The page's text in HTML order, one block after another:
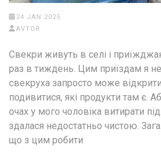
24 JAN 2025
AVTOR
Свекри живуть в селі і
раз в тиждень. Цим приїздам я
свекруха запросто може
подивитися, які продукти там є.
очах у мого чоловіка витирати
здалася недостатньо чистою.
що з цим робити